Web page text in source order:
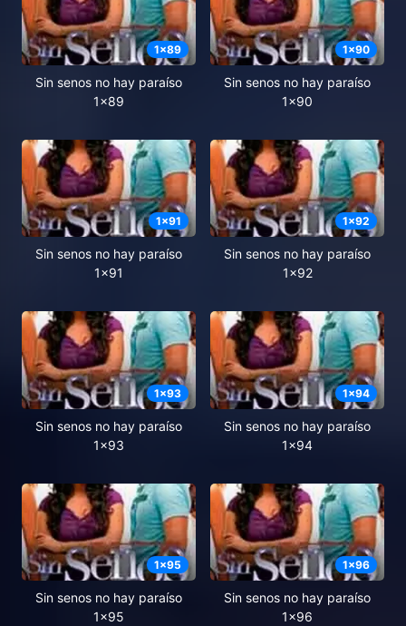
1x89
Sin senos no hay paraíso
1x89
1x90
Sin senos no hay paraíso
1x90
1x91
Sin senos no hay paraíso
1x91
1x92
Sin senos no hay paraíso
1x92
1x93
Sin senos no hay paraíso
1x93
1x94
Sin senos no hay paraíso
1x94
1x95
Sin senos no hay paraíso
1x95
1x96
Sin senos no hay paraíso
1x96